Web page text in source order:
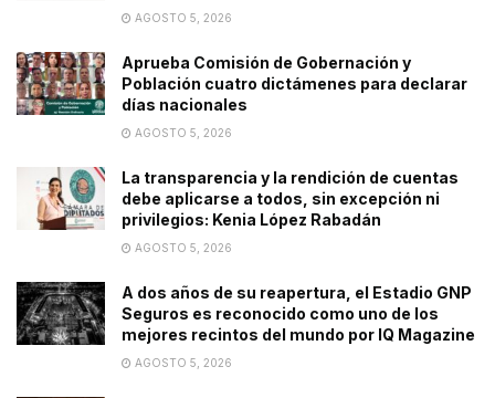
AGOSTO 5, 2026
Aprueba Comisión de Gobernación y
Población cuatro dictámenes para declarar
días nacionales
AGOSTO 5, 2026
La transparencia y la rendición de cuentas
debe aplicarse a todos, sin excepción ni
privilegios: Kenia López Rabadán
AGOSTO 5, 2026
A dos años de su reapertura, el Estadio GNP
Seguros es reconocido como uno de los
mejores recintos del mundo por IQ Magazine
AGOSTO 5, 2026